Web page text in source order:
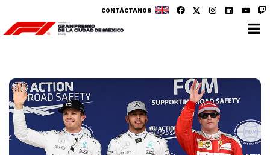
CONTÁCTANOS